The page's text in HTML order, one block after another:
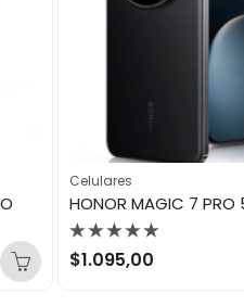
Celulares
Valorado
con
$1.095,00